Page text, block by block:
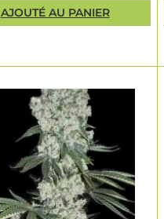
AJOUTÉ AU PANIER